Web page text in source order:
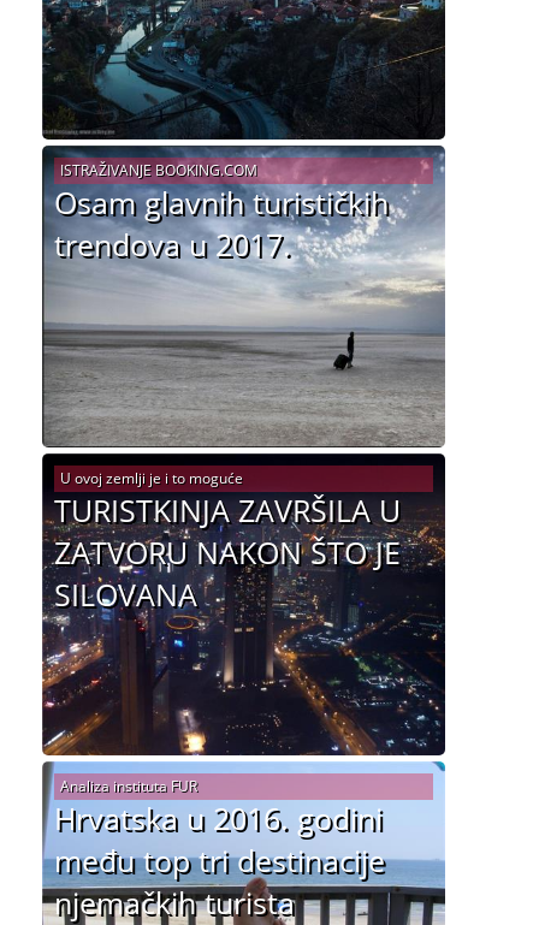
Osam glavnih turističkih
trendova u 2017.
ISTRAŽIVANJE BOOKING.COM
TURISTKINJA ZAVRŠILA U
ZATVORU NAKON ŠTO JE
SILOVANA
U ovoj zemlji je i to moguće
Hrvatska u 2016. godini
među top tri destinacije
njemačkih turista
Analiza instituta FUR